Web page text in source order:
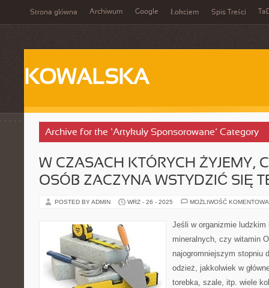
Strona główna Archiwum Google Łokciem Spis Treści
KOWALSKA
Archive for the ‘Artykuły Sponsorowane’ Category
W CZASACH KTÓRYCH ŻYJEMY,
OSÓB ZACZYNA WSTYDZIĆ SIĘ
POSTED BY ADMIN WRZ - 26 - 2025 MOŻLIWOŚĆ
Jeśli w organizmie ludzkim
mineralnych, czy witamin
najogromniejszym stopniu
odzież, jakkolwiek w
torebka, szale, itp. wiele